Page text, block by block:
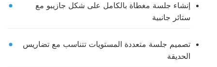
إنشاء جلسة مغطاة بالكامل على شكل جازيبو مع
ستائر جانبية
تصميم جلسة متعددة المستويات تتناسب مع تضاريس
الحديقة